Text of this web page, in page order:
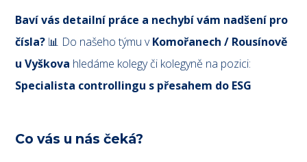
Baví vás detailní práce a nechybí vám nadšení pro
čísla? 📊 Do našeho týmu vKomořanech / Rousínově
u Vyškova hledáme kolegy či kolegyně na pozici:
Specialista controllingu s přesahem do ESG
Co vás u nás čeká?